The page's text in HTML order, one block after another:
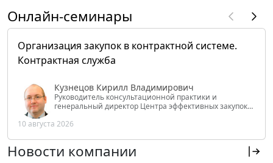
Онлайн-семинары
Организация закупок в контрактной системе.
Контрактная служба
Кузнецов Кирилл Владимирович
Руководитель консультационной практики и
генеральный директор Центра эффективных закупок
РФ
10 августа 2026
Новости компании